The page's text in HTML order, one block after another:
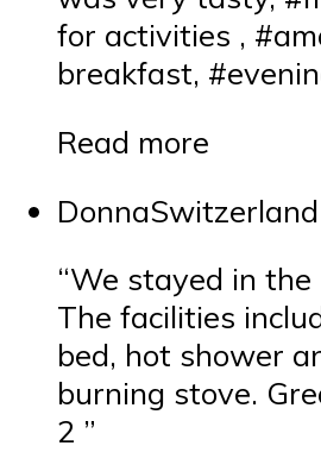
for activities ,
breakfast,
Read more
DonnaSwitzerland
“We stayed in
The facilities
bed, hot shower
burning stove.
2 ”